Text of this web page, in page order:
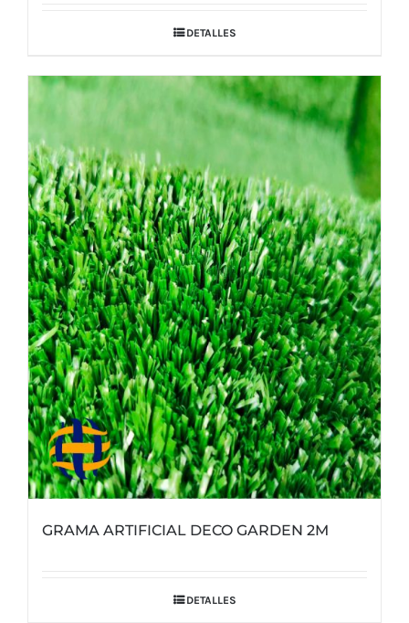
DETALLES
GRAMA ARTIFICIAL DECO GARDEN 2M
DETALLES